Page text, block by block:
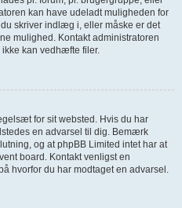
kan have udeladt muligheden for
skriver indlæg i, eller måske er det
mulighed. Kontakt administratoren
ikke kan vedhæfte filer.
for sit websted. Hvis du har
en advarsel til dig. Bemærk
og at phpBB Limited intet har at
board. Kontakt venligst en
hvorfor du har modtaget en advarsel.